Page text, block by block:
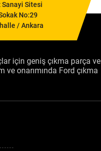
Sanayi Sitesi
No:29
/ Ankara
için geniş çıkma parça ve
onarımında Ford çıkma